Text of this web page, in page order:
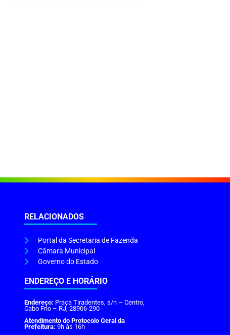
RELACIONADOS
Portal da Secretaria de Fazenda
Câmara Municipal
Governo do Estado
ENDEREÇO E HORÁRIO
Endereço: Praça Tiradentes, s/n – Centro,
Cabo Frio – RJ, 28906-290
Atendimento do Protocolo Geral da
Prefeitura: 9h às 16h